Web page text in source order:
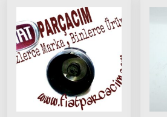
2005
Palio
2005
Model
ve Üstü
Scudo
1995-2013